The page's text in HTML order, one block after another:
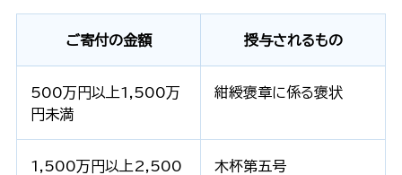
ご寄付の金額 授与されるもの
500万円以上1,500万
円未満
紺綬褒章に係る褒状
1,500万円以上2,500
木杯第五号